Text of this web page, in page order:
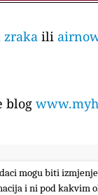
ili
blog
mogu biti
i ni pod kakvim